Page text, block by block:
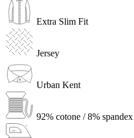
Extra Slim Fit
Jersey
Urban Kent
92% cotone / 8% spandex